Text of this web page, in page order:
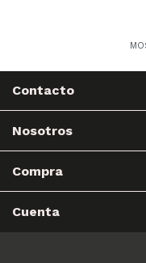
Contacto
Nosotros
Compra
Cuenta